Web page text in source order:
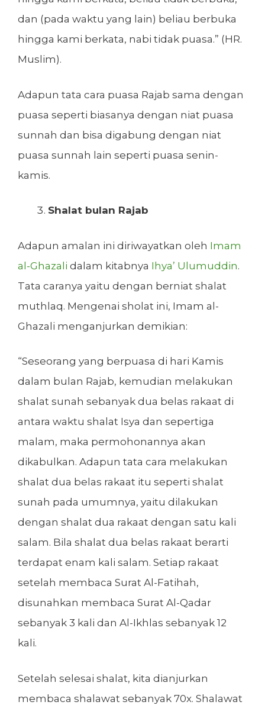
dan (pada waktu yang lain) beliau berbuka
hingga kami berkata, nabi tidak puasa.” (HR.
Muslim).
Adapun tata cara puasa Rajab sama dengan
puasa seperti biasanya dengan niat puasa
sunnah dan bisa digabung dengan niat
puasa sunnah lain seperti puasa senin-
kamis.
Shalat bulan Rajab
Adapun amalan ini diriwayatkan oleh Imam
al-Ghazali dalam kitabnya Ihya’ Ulumuddin.
Tata caranya yaitu dengan berniat shalat
muthlaq. Mengenai sholat ini, Imam al-
Ghazali menganjurkan demikian:
“Seseorang yang berpuasa di hari Kamis
dalam bulan Rajab, kemudian melakukan
shalat sunah sebanyak dua belas rakaat di
antara waktu shalat Isya dan sepertiga
malam, maka permohonannya akan
dikabulkan. Adapun tata cara melakukan
shalat dua belas rakaat itu seperti shalat
sunah pada umumnya, yaitu dilakukan
dengan shalat dua rakaat dengan satu kali
salam. Bila shalat dua belas rakaat berarti
terdapat enam kali salam. Setiap rakaat
setelah membaca Surat Al-Fatihah,
disunahkan membaca Surat Al-Qadar
sebanyak 3 kali dan Al-Ikhlas sebanyak 12
kali.
Setelah selesai shalat, kita dianjurkan
membaca shalawat sebanyak 70x. Shalawat